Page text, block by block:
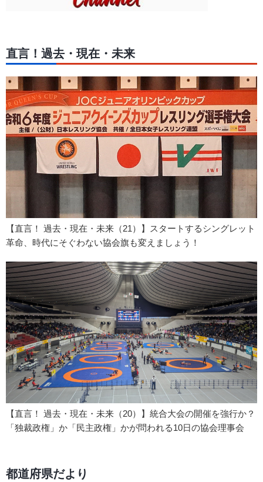
直言！過去・現在・未来
【直言！ 過去・現在・未来（21）】スタートするシングレット
革命、時代にそぐわない協会旗も変えましょう！
【直言！ 過去・現在・未来（20）】統合大会の開催を強行か？
「独裁政権」か「民主政権」かが問われる10日の協会理事会
都道府県だより